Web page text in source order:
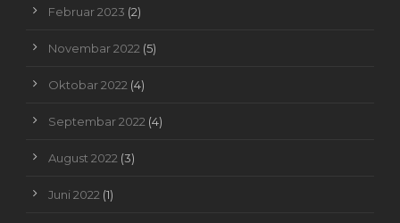
Februar 2023 (2)
Novembar 2022 (5)
Oktobar 2022 (4)
Septembar 2022 (4)
August 2022 (3)
Juni 2022 (1)